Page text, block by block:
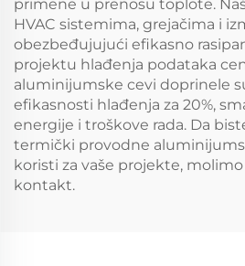
primene u prenosu toplote.
HVAC sistemima, grejačima i
obezbeđujujući efikasno
projektu hlađenja podataka
aluminijumske cevi doprinele
efikasnosti hlađenja za 20%,
energije i troškove rada. Da
termički provodne
koristi za vaše projekte,
kontakt.